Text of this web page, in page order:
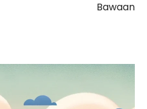
Bawaan